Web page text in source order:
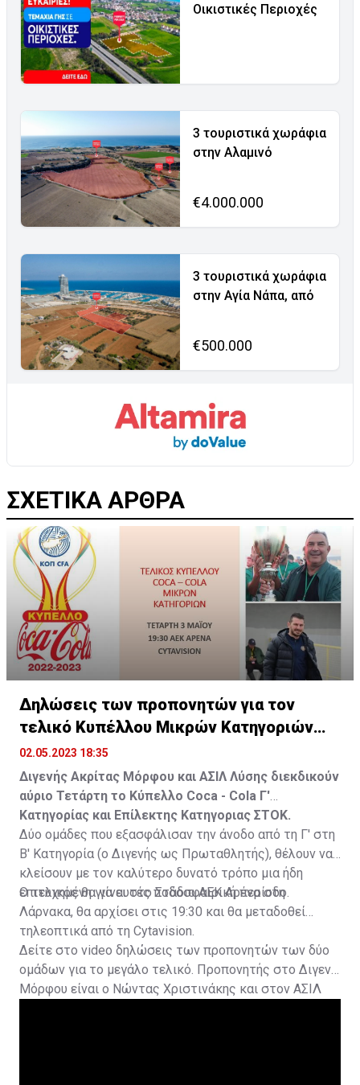
Οικιστικές Περιοχές
3 τουριστικά χωράφια
στην Αλαμινό
€4.000.000
3 τουριστικά χωράφια
στην Αγία Νάπα, από
€500.000
ΣΧΕΤΙΚΑ ΑΡΘΡΑ
Δηλώσεις των προπονητών για τον
τελικό Κυπέλλου Μικρών Κατηγοριών
(vid)
02.05.2023 18:35
Διγενής Ακρίτας Μόρφου και ΑΣΙΛ Λύσης διεκδικούν
αύριο Τετάρτη το Κύπελλο Coca - Cola Γ'
Κατηγορίας και Επίλεκτης Κατηγοριας ΣΤΟΚ.
Δύο ομάδες που εξασφάλισαν την άνοδο από τη Γ' στη
Β' Κατηγορία (ο Διγενής ως Πρωταθλητής), θέλουν να
κλείσουν με τον καλύτερο δυνατό τρόπο μια ήδη
επιτυχημένη για αυτές ποδοσφαιρική περίοδο.
Ο τελικός θα γίνει στο Στάδιο ΑΕΚ Αρένα στη
Λάρνακα, θα αρχίσει στις 19:30 και θα μεταδοθεί
τηλεοπτικά από τη Cytavision.
Δείτε στο video δηλώσεις των προπονητών των δύο
ομάδων για το μεγάλο τελικό. Προπονητής στο Διγενή
Μόρφου είναι ο Νώντας Χριστινάκης και στον ΑΣΙΛ